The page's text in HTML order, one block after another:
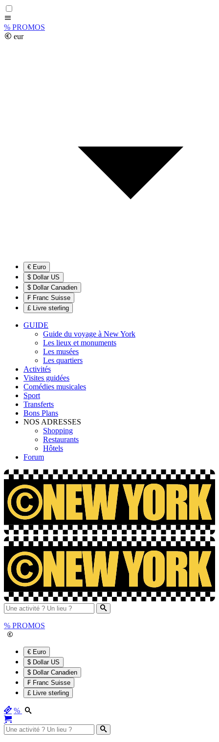
% PROMOS
eur
€ Euro
$ Dollar US
$ Dollar Canadien
₣ Franc Suisse
£ Livre sterling
GUIDE
Guide du voyage à New York
Les lieux et monuments
Les musées
Les quartiers
Activités
Visites guidées
Comédies musicales
Sport
Transferts
Bons Plans
NOS ADRESSES
Shopping
Restaurants
Hôtels
Forum
% PROMOS
€ Euro
$ Dollar US
$ Dollar Canadien
₣ Franc Suisse
£ Livre sterling
%